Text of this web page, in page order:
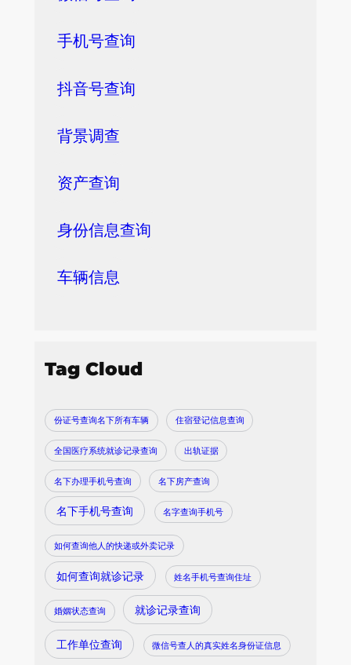
手机号查询
抖音号查询
背景调查
资产查询
身份信息查询
车辆信息
Tag Cloud
份证号查询名下所有车辆 住宿登记信息查询
全国医疗系统就诊记录查询 出轨证据
名下办理手机号查询 名下房产查询
名下手机号查询 名字查询手机号
如何查询他人的快递或外卖记录
如何查询就诊记录 姓名手机号查询住址
婚姻状态查询 就诊记录查询
工作单位查询 微信号查人的真实姓名身份证信息